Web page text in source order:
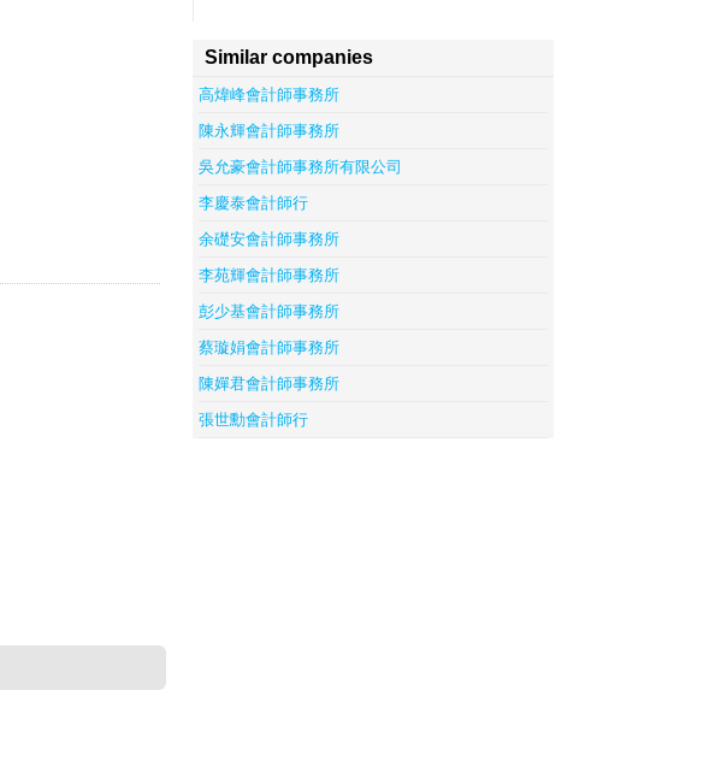
Similar companies
高煒峰會計師事務所
陳永輝會計師事務所
吳允豪會計師事務所有限公司
李慶泰會計師行
余礎安會計師事務所
李苑輝會計師事務所
彭少基會計師事務所
蔡璇娟會計師事務所
陳嬋君會計師事務所
張世勳會計師行